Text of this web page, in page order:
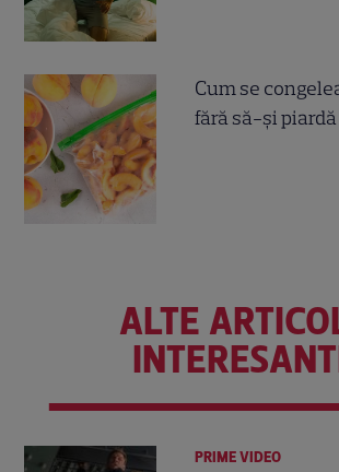
Cum se
fără să-și
ALTE
PRIME VIDEO